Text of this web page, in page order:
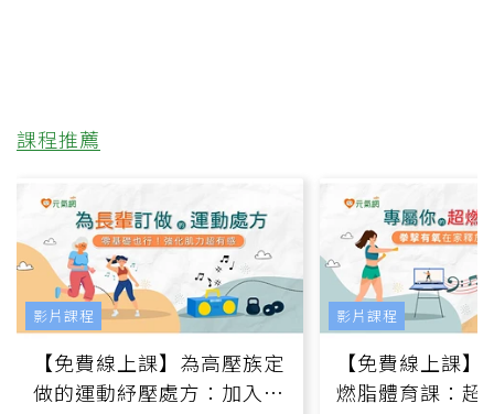
課程推薦
【免費線上課】為高壓族定
做的運動紓壓處方：加入行
影片課程
【免費線上課
燃脂體育課：超
影片課程